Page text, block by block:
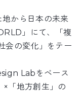
地から日本の未来
」にて、「複
会の変化」をテー
Labをベース
「地方創生」の